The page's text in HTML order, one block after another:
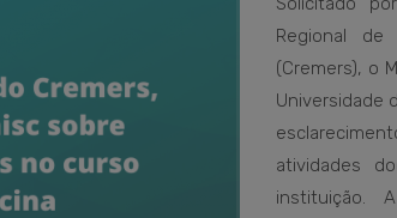
Regional
(Cremers), o
Universidade
atividades
instituição.